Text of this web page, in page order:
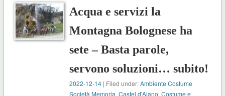
Acqua e servizi la
Montagna Bolognese ha
sete – Basta parole,
servono soluzioni… subito!
2022-12-14 | Filed under:Ambiente Costume
Società Memoria,Castel d'Aiano,Costume e